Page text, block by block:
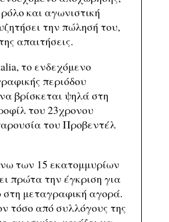
και αγωνιστική
την πώλησή του,
απαιτήσεις.
το ενδεχόμενο
περιόδου
βρίσκεται ψηλά στη
του 23χρονου
του Προβεντέλ
των 15 εκατομμυρίων
πρώτα την έγκριση για
στη μεταγραφική αγορά.
τόσο από συλλόγους της